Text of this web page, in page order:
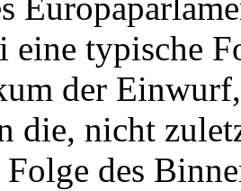
eine typische
der
die, nicht
des